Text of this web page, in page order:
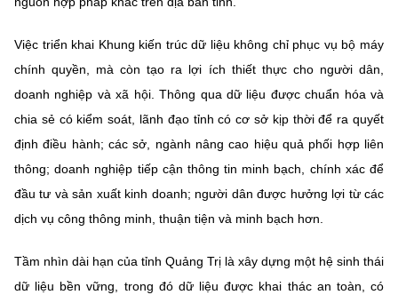
Việc triển khai Khung kiến trúc dữ liệu không chỉ phục vụ bộ máy
chính quyền, mà còn tạo ra lợi ích thiết thực cho người dân,
doanh nghiệp và xã hội. Thông qua dữ liệu được chuẩn hóa và
chia sẻ có kiểm soát, lãnh đạo tỉnh có cơ sở kịp thời để ra quyết
định điều hành; các sở, ngành nâng cao hiệu quả phối hợp liên
thông; doanh nghiệp tiếp cận thông tin minh bạch, chính xác để
đầu tư và sản xuất kinh doanh; người dân được hưởng lợi từ các
dịch vụ công thông minh, thuận tiện và minh bạch hơn.
Tầm nhìn dài hạn của tỉnh Quảng Trị là xây dựng một hệ sinh thái
dữ liệu bền vững, trong đó dữ liệu được khai thác an toàn, có